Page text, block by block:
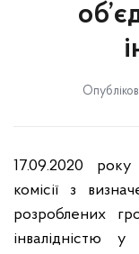
17.09.2020 року
комісії з
розроблених
інвалідністю